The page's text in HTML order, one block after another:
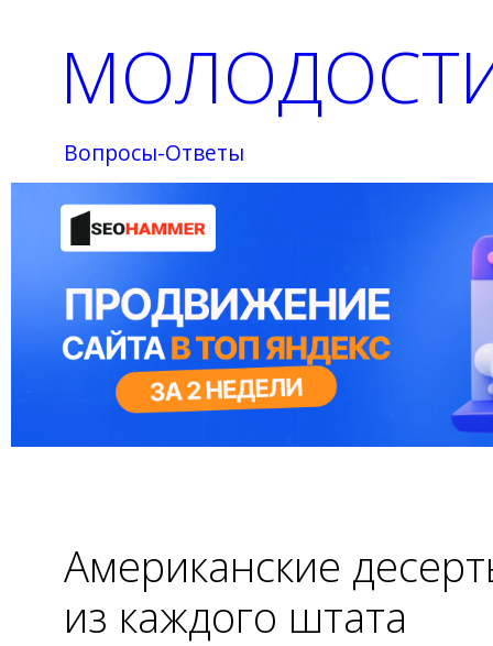
Вопросы-Ответы
Американские
из каждого штата